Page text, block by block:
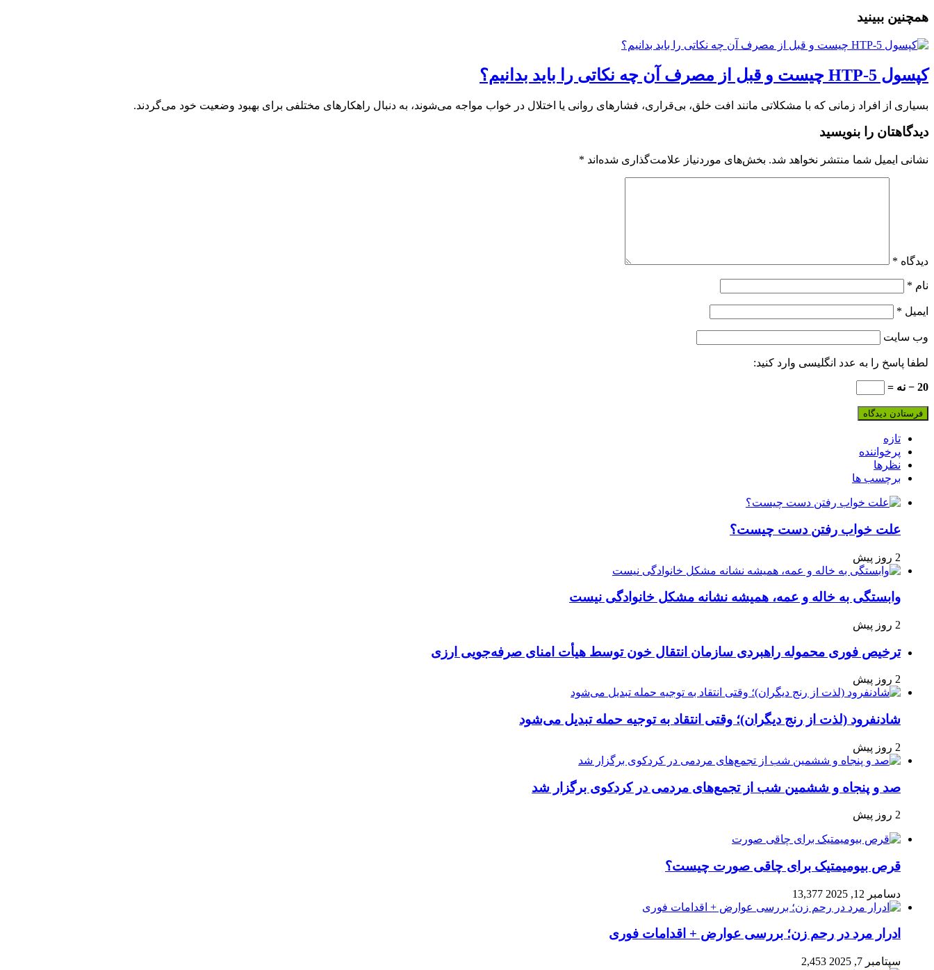
همچنین ببینید
کپسول 5-HTP چیست و قبل از مصرف آن چه نکاتی را باید بدانیم؟
بسیاری از افراد زمانی که با مشکلاتی مانند افت خلق، بی‌قراری، فشارهای روانی یا اختلال در خواب مواجه می‌شوند، به دنبال راهکارهای مختلفی برای بهبود وضعیت خود می‌گردند.
دیدگاهتان را بنویسید
نشانی ایمیل شما منتشر نخواهد شد. بخش‌های موردنیاز علامت‌گذاری شده‌اند *
دیدگاه *
نام *
ایمیل *
وب‌ سایت
لطفا پاسخ را به عدد انگلیسی وارد کنید:
20 − نه =
تازه
پرخواننده
نظرها
برچسب ها
علت خواب رفتن دست چیست؟
2 روز پیش
وابستگی به خاله و عمه، همیشه نشانه مشکل خانوادگی نیست
2 روز پیش
ترخیص فوری محموله راهبردی سازمان انتقال خون توسط هیأت امنای صرفه‌جویی ارزی
2 روز پیش
شادنفرود (لذت از رنج دیگران)؛ وقتی انتقاد به توجیه حمله تبدیل می‌شود
2 روز پیش
صد و پنجاه‌ و ششمین شب از تجمع‌های مردمی در کردکوی برگزار شد
2 روز پیش
قرص بیومیمتیک برای چاقی صورت چیست؟
دسامبر 12, 2025 13,377
ادرار مرد در رحم زن؛ بررسی عوارض + اقدامات فوری
سپتامبر 7, 2025 2,453